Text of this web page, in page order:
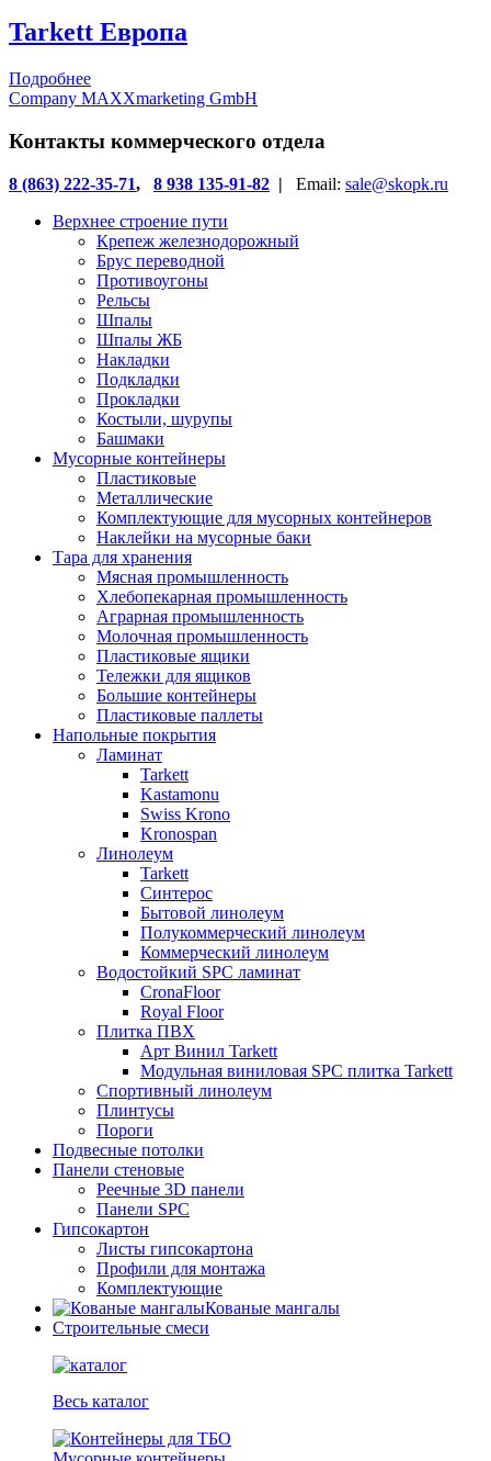
Tarkett Европа
Подробнее
Company MAXXmarketing GmbH
Контакты коммерческого отдела
8 (863) 222-35-71, 8 938 135-91-82 | Email: sale@skopk.ru
Верхнее строение пути
Крепеж железнодорожный
Брус переводной
Противоугоны
Рельсы
Шпалы
Шпалы ЖБ
Накладки
Подкладки
Прокладки
Костыли, шурупы
Башмаки
Мусорные контейнеры
Пластиковые
Металлические
Комплектующие для мусорных контейнеров
Наклейки на мусорные баки
Тара для хранения
Мясная промышленность
Хлебопекарная промышленность
Аграрная промышленность
Молочная промышленность
Пластиковые ящики
Тележки для ящиков
Большие контейнеры
Пластиковые паллеты
Напольные покрытия
Ламинат
Tarkett
Kastamonu
Swiss Krono
Kronospan
Линолеум
Tarkett
Синтерос
Бытовой линолеум
Полукоммерческий линолеум
Коммерческий линолеум
Водостойкий SPC ламинат
CronaFloor
Royal Floor
Плитка ПВХ
Арт Винил Tarkett
Модульная виниловая SPC плитка Tarkett
Спортивный линолеум
Плинтусы
Пороги
Подвесные потолки
Панели стеновые
Реечные 3D панели
Панели SPC
Гипсокартон
Листы гипсокартона
Профили для монтажа
Комплектующие
Кованые мангалы
Строительные смеси
Весь каталог